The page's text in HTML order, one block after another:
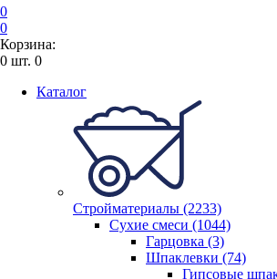
0
0
Корзина:
0 шт. 0
Каталог
Стройматериалы (2233)
Сухие смеси (1044)
Гарцовка (3)
Шпаклевки (74)
Гипсовые